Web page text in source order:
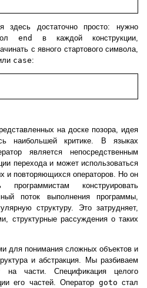
здесь достаточно просто: нужно
end
в каждой конструкции,
с явного стартового символа,
case:
на доске позора, идея
наибольшей критике. В языках
является непосредственным
перехода и может использоваться
и повторяющихся операторов. Но он
конструировать
поток выполнения программы,
структуру. Это затрудняет,
структурные рассуждения о таких
для понимания сложных объектов и
и абстракция. Мы разбиваем
на части. Спецификация целого
его частей. Оператор goto стал